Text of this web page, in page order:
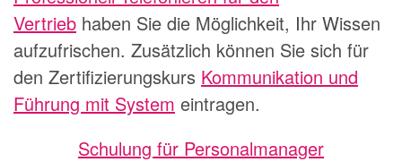
Vertrieb haben Sie die Möglichkeit, Ihr Wissen
aufzufrischen. Zusätzlich können Sie sich für
den Zertifizierungskurs Kommunikation und
Führung mit System eintragen.
Schulung für Personalmanager